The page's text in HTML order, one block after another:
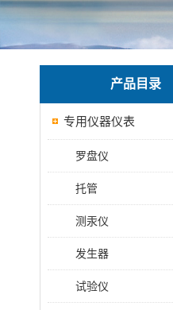
产品目录
专用仪器仪表
罗盘仪
托管
测汞仪
发生器
试验仪